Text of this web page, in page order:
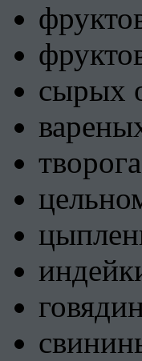
сырых